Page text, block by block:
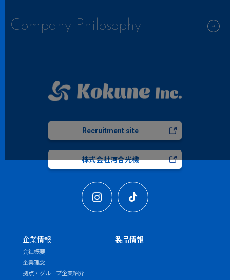
Company Philosophy
Recruitment site
株式会社河合光機
企業情報
会社概要
企業理念
拠点・グループ企業紹介
製品情報